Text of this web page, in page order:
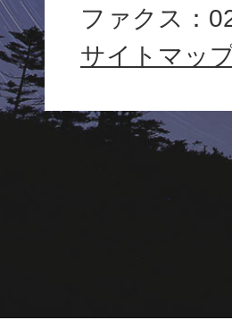
Yamanouchi
Town
ファクス：
サイトマッ